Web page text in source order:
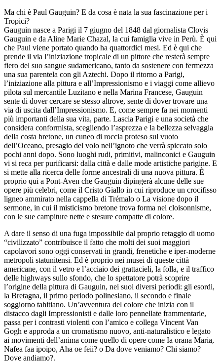
Ma chi è Paul Gauguin? E da cosa è nata la sua fascinazione per i
Tropici?
Gauguin nasce a Parigi il 7 giugno del 1848 dal giornalista Clovis
Gauguin e da Aline Marie Chazal, la cui famiglia vive in Perù. È qui
che Paul viene portato quando ha quattordici mesi. Ed è qui che
prende il via l’iniziazione tropicale di un pittore che resterà sempre
fiero del suo sangue sudamericano, tanto da sostenere con fermezza
una sua parentela con gli Aztechi. Dopo il ritorno a Parigi,
l’iniziazione alla pittura e all’Impressionismo e i viaggi come allievo
pilota sul mercantile Luzitano e nella Marina Francese, Gauguin
sente di dover cercare se stesso altrove, sente di dover trovare una
via di uscita dall’Impressionismo. E, come sempre fa nei momenti
più importanti della sua vita, parte. Lascia Parigi e una società che
considera conformista, scegliendo l’asprezza e la bellezza selvaggia
della costa bretone, un cuneo di roccia proteso sul vuoto
dell’Oceano, presagio del volo nell’ignoto che verrà spiccato solo
pochi anni dopo. Sono luoghi rudi, primitivi, malinconici e Gauguin
vi si reca per purificarsi: dalla città e dalle mode artistiche parigine. E
si mette alla ricerca delle forme ancestrali di una nuova pittura. È
proprio qui a Pont-Aven che Gauguin dipingerà alcune delle sue
opere più celebri, come il Cristo Giallo in cui riproduce un crocifisso
ligneo ammirato nella cappella di Trémalo o La visione dopo il
sermone, in cui il misticismo bretone trova forma nel cloisonnisme,
con le sue campiture nette e stesure compatte di colore.
A dare il senso di una fuga impossibile dal proprio retaggio di uomo
“civilizzato” contribuisce il fatto che molti dei suoi maggiori
capolavori sono oggi conservati in grandi, frenetiche e iper-moderne
metropoli statunitensi. Ed è proprio nei musei di queste città
americane, con il vetro e l’acciaio dei grattacieli, la folla, e il traffico
delle highways sullo sfondo, che lo spettatore potrà scoprire
l’origine della pittura di Gauguin, nei suoi diversi periodi: gli esordi,
la Bretagna, il primo periodo polinesiano, il secondo e finale
soggiorno tahitiano. Un’avventura del colore che inizia con il
distacco dagli Impressionisti e dalle loro pennellate frammentarie,
passa per i contrasti violenti con l’amico e collega Vincent Van
Gogh e approda a un cromatismo nuovo, anti-naturalistico e legato
ai movimenti dell’anima come quello di opere come Ia orana Maria,
Nafea faa ipoipo, Aha oe feii? o Da dove veniamo? Chi siamo?
Dove andiamo?.